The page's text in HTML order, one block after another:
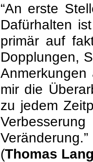
“An erste
Dafürhalten
primär auf
Dopplungen,
mir die
zu jedem
Veränderung.”
(Thomas